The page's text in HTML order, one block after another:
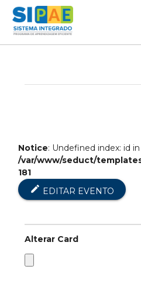
Notice: Undefined index: id in
/var/www/seduct/
181
edit EDITAR EVENTO
Alterar Card